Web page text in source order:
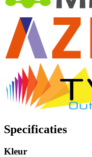
Specificaties
Kleur